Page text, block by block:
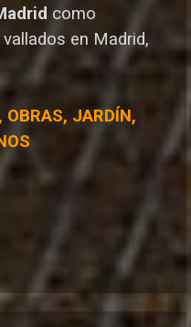
como
en Madrid,
OBRAS, JARDÍN,